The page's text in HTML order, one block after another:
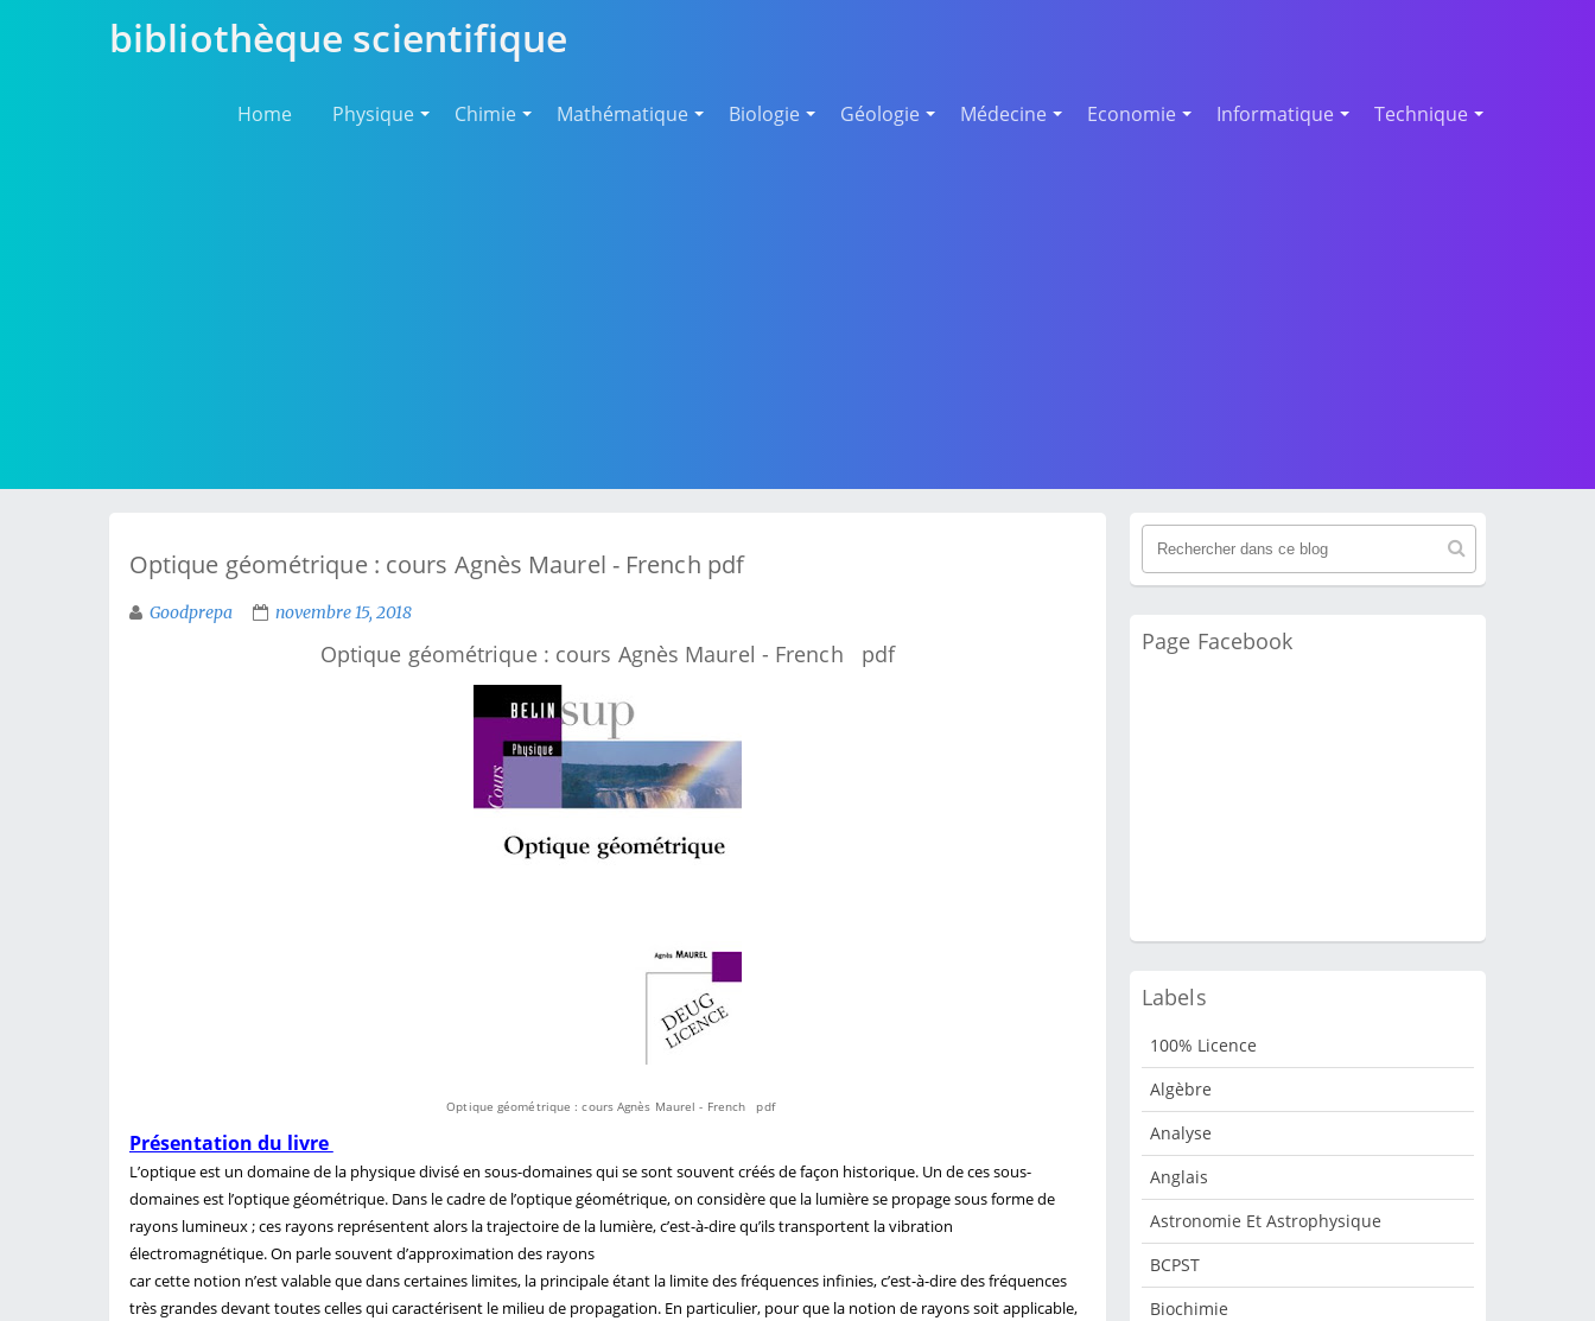
bibliothèque scientifique
Home Physique Chimie Mathématique Biologie Géologie Médecine Economie Informatique Technique
Optique géométrique : cours Agnès Maurel - French pdf
Goodprepa novembre 15, 2018
Optique géométrique : cours Agnès Maurel - French pdf
Optique géométrique : cours Agnès Maurel - French pdf
Présentation du livre
L’optique est un domaine de la physique divisé en sous-domaines qui se sont souvent créés de façon historique. Un de ces sous-
domaines est l’optique géométrique. Dans le cadre de l’optique géométrique, on considère que la lumière se propage sous forme de
rayons lumineux ; ces rayons représentent alors la trajectoire de la lumière, c’est-à-dire qu’ils transportent la vibration
électromagnétique. On parle souvent d’approximation des rayons
car cette notion n’est valable que dans certaines limites, la principale étant la limite des fréquences infinies, c’est-à-dire des fréquences
très grandes devant toutes celles qui caractérisent le milieu de propagation. En particulier, pour que la notion de rayons soit applicable,
Page Facebook
Labels
100% Licence
Algèbre
Analyse
Anglais
Astronomie Et Astrophysique
BCPST
Biochimie